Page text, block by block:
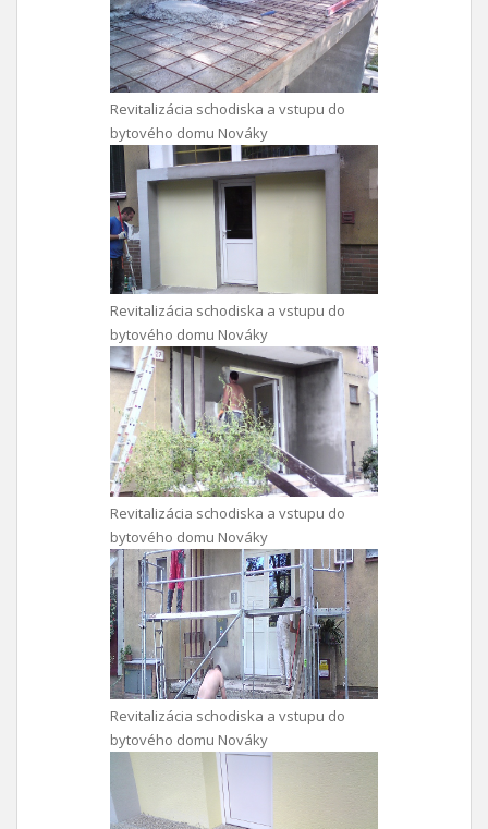
Revitalizácia schodiska a vstupu do
bytového domu Nováky
Revitalizácia schodiska a vstupu do
bytového domu Nováky
Revitalizácia schodiska a vstupu do
bytového domu Nováky
Revitalizácia schodiska a vstupu do
bytového domu Nováky